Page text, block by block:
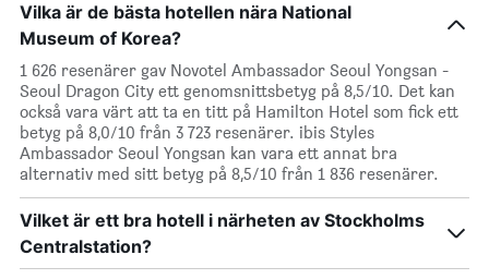
Vilka är de bästa hotellen nära National
Museum of Korea?
1 626 resenärer gav Novotel Ambassador Seoul Yongsan -
Seoul Dragon City ett genomsnittsbetyg på 8,5/10. Det kan
också vara värt att ta en titt på Hamilton Hotel som fick ett
betyg på 8,0/10 från 3 723 resenärer. ibis Styles
Ambassador Seoul Yongsan kan vara ett annat bra
alternativ med sitt betyg på 8,5/10 från 1 836 resenärer.
Vilket är ett bra hotell i närheten av Stockholms
Centralstation?